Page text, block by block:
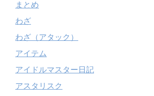
まとめ
わざ
わざ（アタック）
アイテム
アイドルマスター日記
アスタリスク